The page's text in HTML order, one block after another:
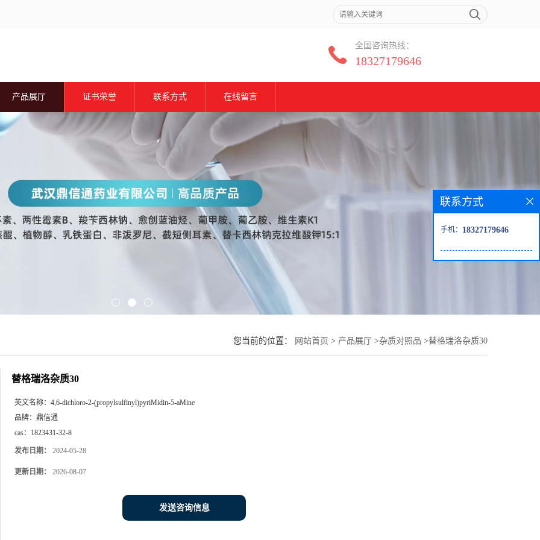
全国咨询热线：
18327179646
产品展厅 证书荣誉 联系方式 在线留言
您当前的位置： 网站首页 > 产品展厅 >杂质对照品 >替格瑞洛杂质30
替格瑞洛杂质30
英文名称： 4,6-dichloro-2-(propylsulfinyl)pyriMidin-5-aMine
品牌： 鼎信通
cas： 1823431-32-8
发布日期： 2024-05-28
更新日期： 2026-08-07
发送咨询信息
联系方式
手机： 18327179646